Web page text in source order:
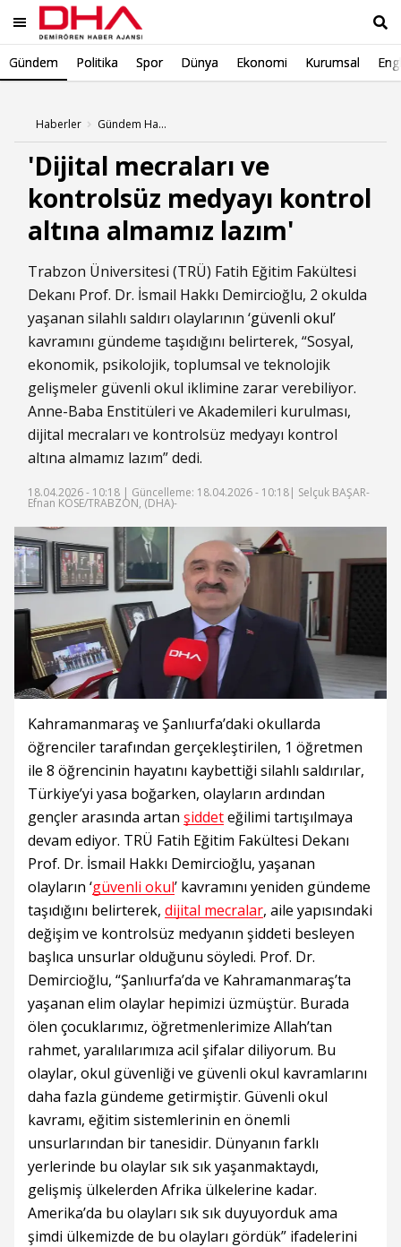
Gündem Politika Spor Dünya Ekonomi Kurumsal
Haberler Gündem Haberleri
'Dijital mecraları ve
kontrolsüz medyayı kontrol
altına almamız lazım'
Trabzon Üniversitesi (TRÜ) Fatih Eğitim Fakültesi
Dekanı Prof. Dr. İsmail Hakkı Demircioğlu, 2 okulda
yaşanan silahlı saldırı olaylarının ‘güvenli okul’
kavramını gündeme taşıdığını belirterek, “Sosyal,
ekonomik, psikolojik, toplumsal ve teknolojik
gelişmeler güvenli okul iklimine zarar verebiliyor.
Anne-Baba Enstitüleri ve Akademileri kurulması,
dijital mecraları ve kontrolsüz medyayı kontrol
altına almamız lazım” dedi.
18.04.2026 - 10:18 | Güncelleme: 18.04.2026 - 10:18| Selçuk BAŞAR-
Efnan KÖSE/TRABZON, (DHA)-
Kahramanmaraş ve Şanlıurfa’daki okullarda
öğrenciler tarafından gerçekleştirilen, 1 öğretmen
ile 8 öğrencinin hayatını kaybettiği silahlı saldırılar,
Türkiye’yi yasa boğarken, olayların ardından
gençler arasında artan şiddeteğilimi tartışılmaya
devam ediyor. TRÜ Fatih Eğitim Fakültesi Dekanı
Prof. Dr. İsmail Hakkı Demircioğlu, yaşanan
olayların ‘güvenli okul’ kavramını yeniden gündeme
taşıdığını belirterek, dijital mecralar, aile yapısındaki
değişim ve kontrolsüz medyanın şiddeti besleyen
başlıca unsurlar olduğunu söyledi. Prof. Dr.
Demircioğlu, “Şanlıurfa’da ve Kahramanmaraş’ta
yaşanan elim olaylar hepimizi üzmüştür. Burada
ölen çocuklarımız, öğretmenlerimize Allah’tan
rahmet, yaralılarımıza acil şifalar diliyorum. Bu
olaylar, okul güvenliği ve güvenli okul kavramlarını
daha fazla gündeme getirmiştir. Güvenli okul
kavramı, eğitim sistemlerinin en önemli
unsurlarından bir tanesidir. Dünyanın farklı
yerlerinde bu olaylar sık sık yaşanmaktaydı,
gelişmiş ülkelerden Afrika ülkelerine kadar.
Amerika’da bu olayları sık sık duyuyorduk ama
şimdi ülkemizde de bu olayları gördük” ifadelerini